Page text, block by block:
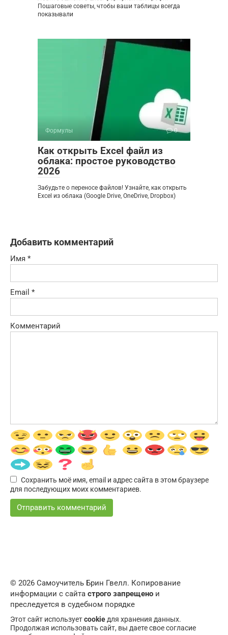
Пошаговые советы, чтобы ваши таблицы всегда
показывали
Формулы 0
Как открыть Excel файл из
облака: простое руководство
2026
Забудьте о переносе файлов! Узнайте, как открыть
Excel из облака (Google Drive, OneDrive, Dropbox)
Добавить комментарий
Имя *
Email *
Комментарий
Сохранить моё имя, email и адрес сайта в этом браузере
для последующих моих комментариев.
© 2026 Самоучитель Брин Гвелл. Копирование
информации с сайта строго запрещено и
преследуется в судебном порядке
Этот сайт используетcookie для хранения данных.
Продолжая использовать сайт, вы даете свое согласие